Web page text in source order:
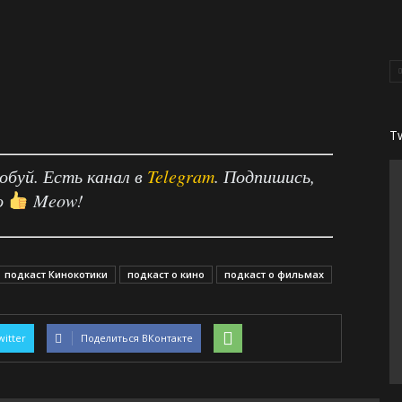
Есть канал в Telegram. Подпишись,
Meow!
подкаст Кинокотики подкаст о кино подкаст о фильмах
Поделиться ВКонтакте